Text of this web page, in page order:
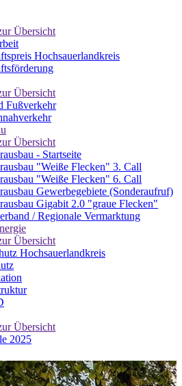
Übersicht
Hochsauerlandkreis
Übersicht
Fußverkehr
Übersicht
- Startseite
"Weiße Flecken" 3. Call
"Weiße Flecken" 6. Call
Gewerbegebiete (Sonderaufruf)
Gigabit 2.0 "graue Flecken"
/ Regionale Vermarktung
Übersicht
Hochsauerlandkreis
Übersicht
2025